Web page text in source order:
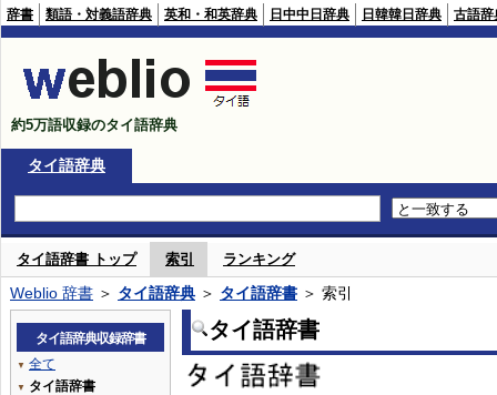
辞書 類語・対義語辞典 英和・和英辞典 日中中日辞典 日韓韓日辞典 古語辞
約5万語収録のタイ語辞典
タイ語辞典
タイ語辞書 トップ 索引 ランキング
Weblio 辞書 ＞ タイ語辞典 ＞ タイ語辞書 ＞ 索引
タイ語辞書
タイ語辞典収録辞書
▼ 全て
▼ タイ語辞書